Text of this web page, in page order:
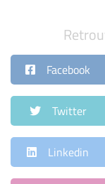
Facebook
Twitter
Linkedin